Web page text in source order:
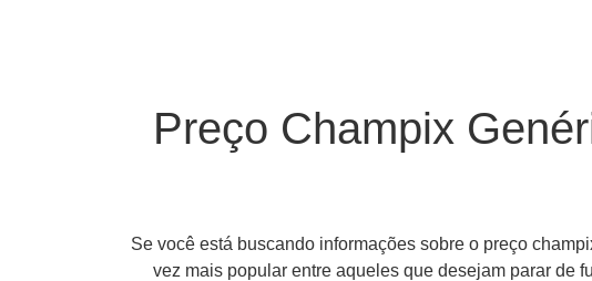
Preço Champix
Se você está buscando informações sobre o preço
vez mais popular entre aqueles que desejam parar de